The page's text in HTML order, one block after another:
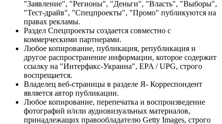
"Заявление", "Регионы", "Деньги", "Власть", "Выборы",
"Тест-драйв", "Спецпроекты", "Промо" публикуются на
правах рекламы.
Раздел Спецпроекты создается совместно с
коммерческими партнерами.
Любое копирование, публикация, републикация и
другое распространение информации, которое содержит
ссылку на "Интерфакс-Украина", EPA / UPG, строго
воспрещается.
Владелец веб-страницы в разделе Я- Корреспондент
является автор публикации.
Любое копирование, перепечатка и воспроизведение
фотографий и/или аудиовизуальных материалов,
принадлежащих правообладателю Getty Images, строго